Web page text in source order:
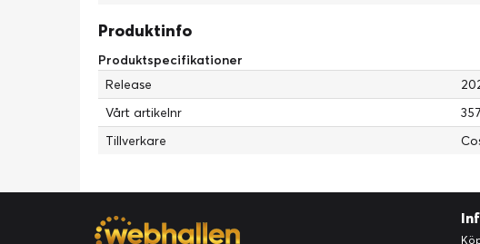
Produktinfo
Produktspecifikationer
Release
Vårt artikelnr
Tillverkare